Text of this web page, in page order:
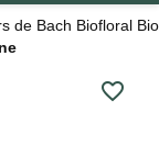
de Bach Biofloral Bio
favorite_border